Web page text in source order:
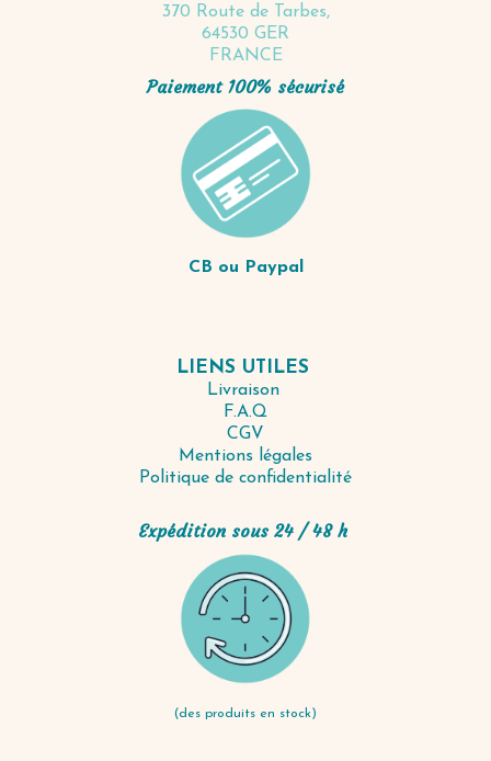
370 Route de Tarbes,
64530 GER
FRANCE
Paiement 100% sécurisé
CB ou Paypal
LIENS UTILES
Livraison
F.A.Q
CGV
Mentions légales
Politique de confidentialité
Expédition sous 24 / 48 h
(des produits en stock)